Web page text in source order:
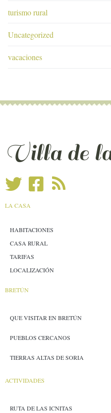
turismo rural
Uncategorized
vacaciones
Villa de
LA CASA
HABITACIONES
CASA RURAL
TARIFAS
LOCALIZACIÓN
BRETÚN
QUE VISITAR EN BRETÚN
PUEBLOS CERCANOS
TIERRAS ALTAS DE SORIA
ACTIVIDADES
RUTA DE LAS ICNITAS